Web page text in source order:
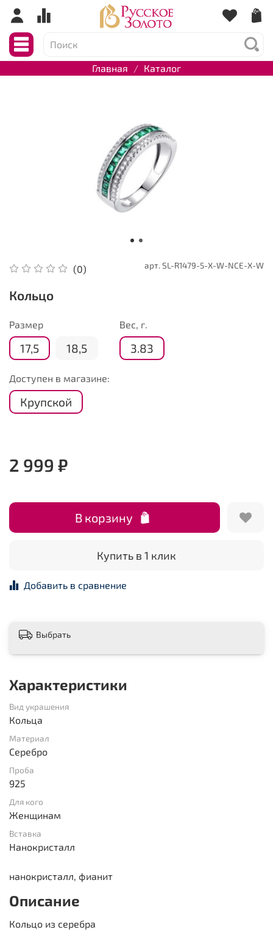
Главная Каталог
(0) арт. SL-R1479-5-X-W-NCE-X-W
Кольцо
Размер
17,5 18,5
Вес, г.
3.83
Доступен в магазине:
Крупской
2 999 ₽
В корзину
Купить в 1 клик
Добавить в сравнение
Выбрать
Характеристики
Вид украшения
Кольца
Материал
Серебро
Проба
925
Для кого
Женщинам
Вставка
Нанокристалл
нанокристалл, фианит
Описание
Кольцо из серебра